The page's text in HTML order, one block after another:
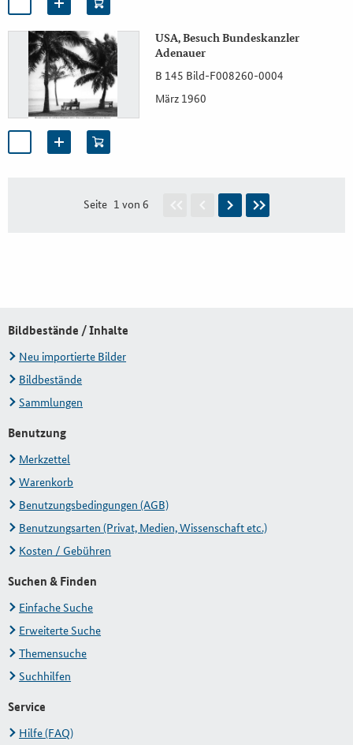
USA, Besuch Bundeskanzler
Adenauer
B 145 Bild-F008260-0004
März 1960
Seite 1 von 6
Bildbestände / Inhalte
Neu importierte Bilder
Bildbestände
Sammlungen
Benutzung
Merkzettel
Warenkorb
Benutzungsbedingungen (AGB)
Benutzungsarten (Privat, Medien, Wissenschaft etc.)
Kosten / Gebühren
Suchen & Finden
Einfache Suche
Erweiterte Suche
Themensuche
Suchhilfen
Service
Hilfe (FAQ)